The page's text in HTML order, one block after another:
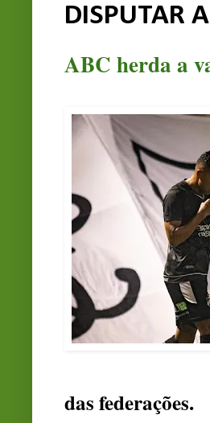
DISPUTAR
ABC herda a
das federações.